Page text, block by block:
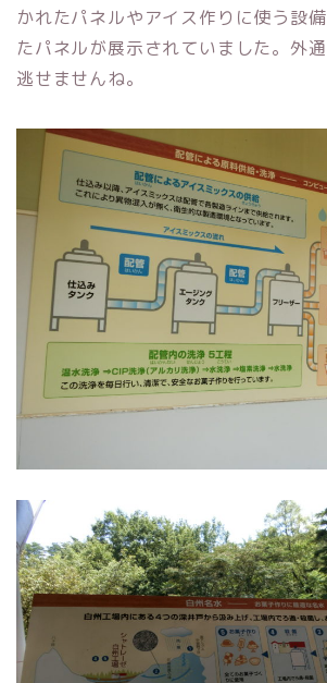
かれたパネルやアイス作りに使う設
たパネルが展示されていました。外
逃せませんね。